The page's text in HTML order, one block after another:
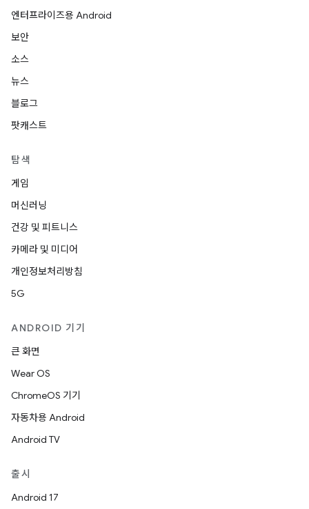
엔터프라이즈용 Android
보안
소스
뉴스
블로그
팟캐스트
탐색
게임
머신러닝
건강 및 피트니스
카메라 및 미디어
개인정보처리방침
5G
ANDROID 기기
큰 화면
Wear OS
ChromeOS 기기
자동차용 Android
Android TV
출시
Android 17